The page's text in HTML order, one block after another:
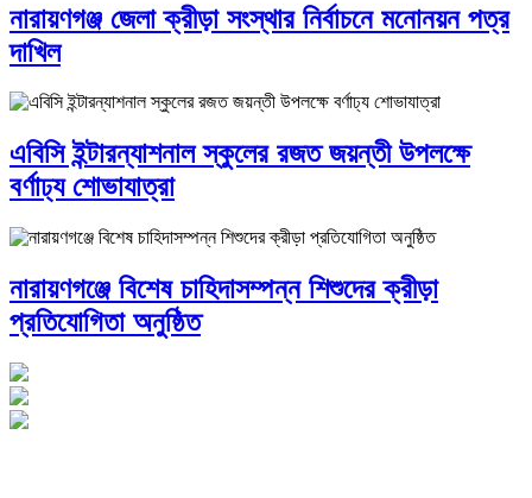
নারায়ণগঞ্জ জেলা ক্রীড়া সংস্থার নির্বাচনে মনোনয়ন পত্র
দাখিল
এবিসি ইন্টারন্যাশনাল স্কুলের রজত জয়ন্তী উপলক্ষে
বর্ণাঢ্য শোভাযাত্রা
নারায়ণগঞ্জে বিশেষ চাহিদাসম্পন্ন শিশুদের ক্রীড়া
প্রতিযোগিতা অনুষ্ঠিত